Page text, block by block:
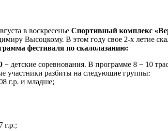
в воскресенье Спортивный комплекс
Высоцкому. В этом году свое 2-х летие
фестиваля по скалолазанию:
− детские соревнования. В программе 8 − 10
участники разбиты на следующие группы:
г.р. и младше;
г.р.;